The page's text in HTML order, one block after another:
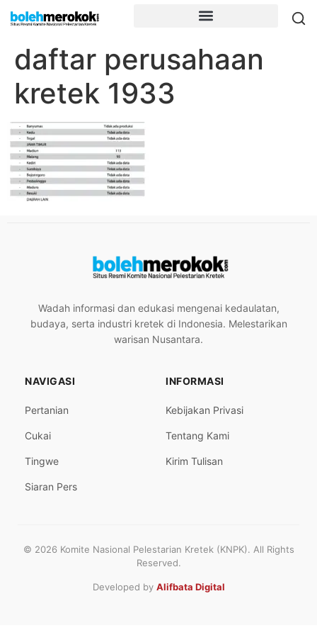
daftar perusahaan
kretek 1933
Wadah informasi dan edukasi mengenai kedaulatan,
budaya, serta industri kretek di Indonesia. Melestarikan
warisan Nusantara.
NAVIGASI
Pertanian
Cukai
Tingwe
Siaran Pers
INFORMASI
Kebijakan Privasi
Tentang Kami
Kirim Tulisan
© 2026 Komite Nasional Pelestarian Kretek (KNPK). All Rights
Reserved.
Developed by Alifbata Digital